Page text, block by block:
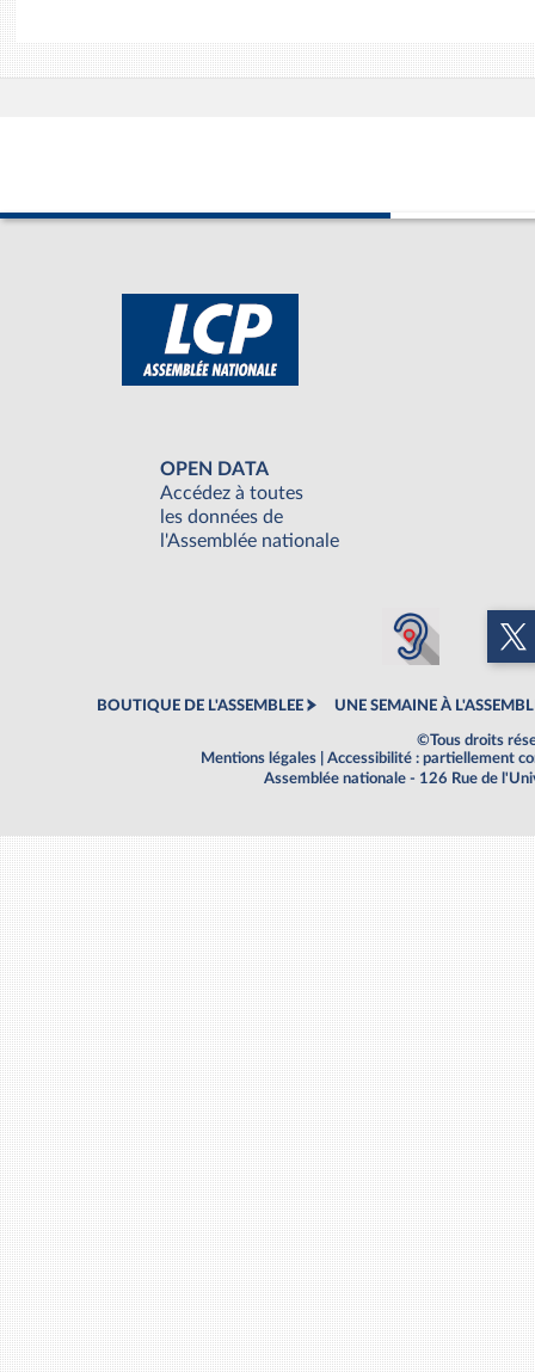
OPEN DATA
Accédez à toutes
les données de
l'Assemblée nationale
BOUTIQUE DE L'ASSEMBLEE UNE SEMAINE À
©Tous droits
Mentions légales
Accessibilité : partiellement
Assemblée nationale - 126 Rue de